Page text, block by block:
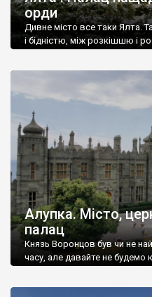
орди
Дивне місто все таки Ялта.
і бідністю, між розкішшю і
Алупка. Місто,
палац
Князь Воронцов був чи не
часу, але давайте не